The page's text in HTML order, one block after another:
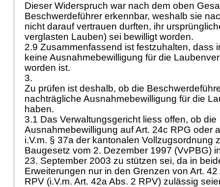
Dieser Widerspruch war nach dem oben
Beschwerdeführer erkennbar, weshalb sie
nicht darauf vertrauen durften, ihr
verglasten Lauben) sei bewilligt worden.
2.9 Zusammenfassend ist festzuhalten, dass
keine Ausnahmebewilligung für die
worden ist.
3.
Zu prüfen ist deshalb, ob die
nachträgliche Ausnahmebewilligung für die
haben.
3.1 Das Verwaltungsgericht liess offen, ob die
Ausnahmebewilligung aufArt. 24c RPG oder
i.V.m. § 37a der kantonalen Vollzugsordnung
Baugesetz vom 2. Dezember 1997 (VvPBG)
23. September 2003 zu stützen sei, da in
Erweiterungen nur in den Grenzen von Art. 42
RPV (i.V.m. Art. 42a Abs. 2 RPV) zulässig